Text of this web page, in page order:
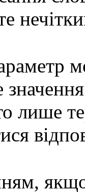
лише